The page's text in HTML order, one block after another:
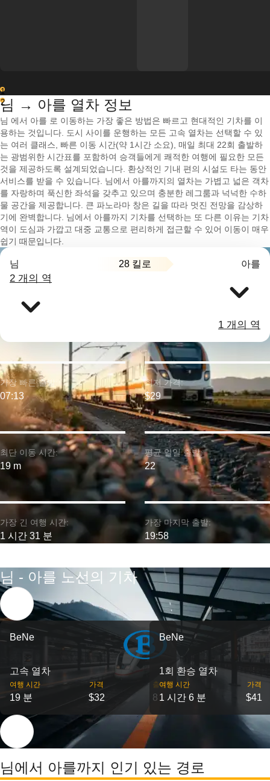
1
2
님 → 아를 열차 정보
님 에서 아를 로 이동하는 가장 좋은 방법은 빠르고 현대적인 기차를 이
용하는 것입니다. 도시 사이를 운행하는 모든 고속 열차는 선택할 수 있
는 여러 클래스, 빠른 이동 시간(약 1시간 소요), 매일 최대 22회 출발하
는 광범위한 시간표를 포함하여 승객들에게 쾌적한 여행에 필요한 모든
것을 제공하도록 설계되었습니다. 환상적인 기내 편의 시설도 타는 동안
서비스를 받을 수 있습니다. 님에서 아를까지의 열차는 가볍고 넓은 객차
를 자랑하며 푹신한 좌석을 갖추고 있으며 충분한 레그룸과 넉넉한 수하
물 공간을 제공합니다. 큰 파노라마 창은 길을 따라 멋진 전망을 감상하
기에 완벽합니다. 님에서 아를까지 기차를 선택하는 또 다른 이유는 기차
역이 도심과 가깝고 대중 교통으로 편리하게 접근할 수 있어 이동이 매우
쉽기 때문입니다.
님 28 킬로 아를
2 개의 역
1 개의 역
최단 이동 시간:
19 m
가장 빠른 출발:
07:13
가장 긴 여행 시간:
1 시간 31 분
최저 가격:
$29
평균 일일 출발:
22
가장 마지막 출발:
19:58
님 - 아를 노선의 기차
BeNe
고속 열차
여행 시간
19 분
가격
$32
출발
8
BeNe
1회 환승 열차
여행 시간
1 시간 6 분
가격
$41
님에서 아를까지 인기 있는 경로